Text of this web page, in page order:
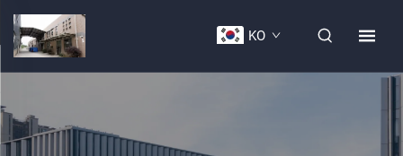
KO